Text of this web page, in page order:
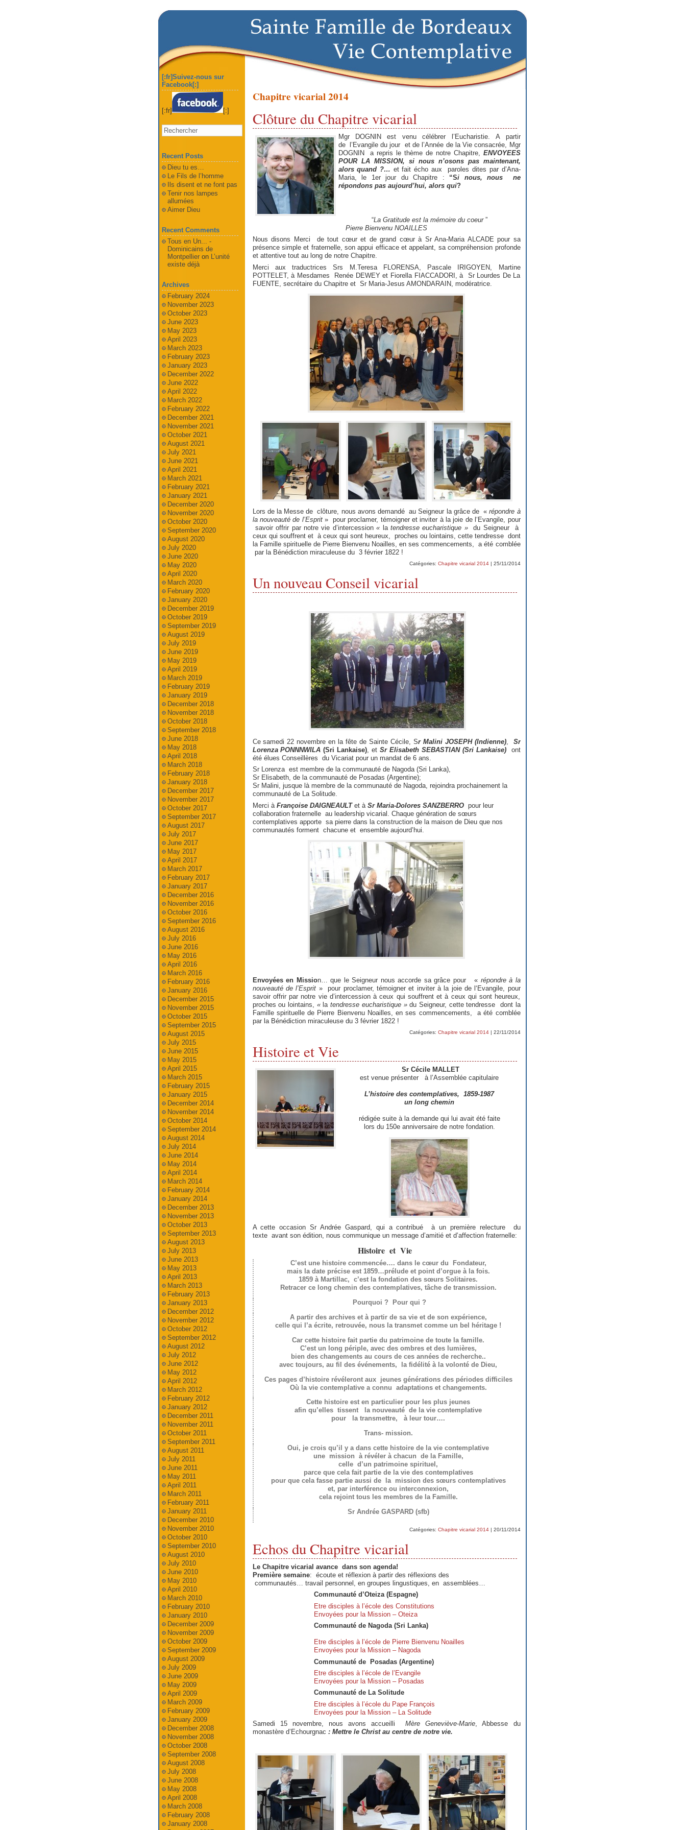
Chapitre vicarial 2014
Clôture du Chapitre vicarial
Mgr DOGNIN est venu célébrer l’Eucharistie. A partir
de l’Evangile du jour et de l’Année de la Vie consacrée, Mgr
DOGNIN a repris le thème de notre Chapitre, ENVOYEES
POUR LA MISSION, si nous n’osons pas maintenant,
alors quand ?… et fait écho aux paroles dites par d’Ana-
Maria, le 1er jour du Chapitre : “Si nous, nous ne
répondons pas aujourd’hui, alors qui?
“La Gratitude est la mémoire du coeur”
Pierre Bienvenu NOAILLES
Nous disons Merci de tout cœur et de grand cœur à Sr Ana-Maria ALCADE pour sa
présence simple et fraternelle, son appui efficace et appelant, sa compréhension profonde
et attentive tout au long de notre Chapitre.
Merci aux traductrices Srs M.Teresa FLORENSA, Pascale IRIGOYEN, Martine
POTTELET, à Mesdames Renée DEWEY et Fiorella FIACCADORI, à Sr Lourdes De La
FUENTE, secrétaire du Chapitre et Sr Maria-Jesus AMONDARAIN, modératrice.
Lors de la Messe de clôture, nous avons demandé au Seigneur la grâce de «répondre à
la nouveauté de l’Esprit» pour proclamer, témoigner et inviter à la joie de l‘Evangile, pour
savoir offrir par notre vie d’intercession« la tendresse eucharistique »
du Seigneur à
ceux qui souffrent et à ceux qui sont heureux, proches ou lointains, cette tendresse dont
la Famille spirituelle de Pierre Bienvenu Noailles, en ses commencements, a été comblée
par la Bénédiction miraculeuse du 3 février 1822 !
Catégories: Chapitre vicarial 2014| 25/11/2014
Un nouveau Conseil vicarial
Ce samedi 22 novembre en la fête de Sainte Cécile, Sr Malini JOSEPH (Indienne),
Sr
Lorenza PONNNWILA (Sri Lankaise) , etSr Elisabeth SEBASTIAN (Sri Lankaise)
ont
été élues Conseillères du Vicariat pour un mandat de 6 ans.
Sr Lorenza est membre de la communauté de Nagoda (Sri Lanka),
Sr Elisabeth, de la communauté de Posadas (Argentine);
Sr Malini, jusque là membre de la communauté de Nagoda, rejoindra prochainement la
communauté de La Solitude.
Merci à Françoise DAIGNEAULTet àSr Maria-Dolores SANZBERRO pour leur
collaboration fraternelle au leadership vicarial. Chaque génération de sœurs
contemplatives apporte sa pierre dans la construction de la maison de Dieu que nos
communautés forment chacune et ensemble aujourd’hui.
Envoyées en Mission… que le Seigneur nous accorde sa grâce pour « répondre à la
nouveauté de l’Esprit » pour proclamer, témoigner et inviter à la joie de l‘Evangile, pour
savoir offrir par notre vie d’intercession à ceux qui souffrent et à ceux qui sont heureux,
proches ou lointains,
«latendresse eucharistique »du Seigneur, cette tendresse dont la
Famille spirituelle de Pierre Bienvenu Noailles, en ses commencements, a été comblée
par la Bénédiction miraculeuse du 3 février 1822 !
Catégories: Chapitre vicarial 2014| 22/11/2014
Histoire et Vie
Sr Cécile MALLET
est venue présenter
à l’Assemblée capitulaire
L’histoire des contemplatives, 1859-1987
un long chemin
rédigée suite à la demande qui lui avait été faite
lors du 150e anniversaire de notre fondation.
A cette occasion Sr Andrée Gaspard, qui a contribué à un première relecture du
texte avant son édition, nous communique un message d’amitié et d’affection fraternelle:
Histoire et Vie
C’est une histoire commencée…. dans le cœur du Fondateur,
mais la date précise est 1859…prélude et point d’orgue à la fois.
1859 à Martillac, c’est la fondation des sœurs Solitaires.
Retracer ce long chemin des contemplatives, tâche de transmission.
Pourquoi ? Pour qui ?
A partir des archives et à partir de sa vie et de son expérience,
celle qui l’a écrite, retrouvée, nous la transmet comme un bel héritage !
Car cette histoire fait partie du patrimoine de toute la famille.
C’est un long périple, avec des ombres et des lumières,
bien des changements au cours de ces années de recherche..
avec toujours, au fil des événements, la fidélité à la volonté de Dieu,
Ces pages d’histoire révéleront aux jeunes générations des périodes difficiles
Où la vie contemplative a connu adaptations et changements.
Cette histoire est en particulier pour les plus jeunes
afin qu’elles tissent la nouveauté de la vie contemplative
pour la transmettre, à leur tour….
Trans- mission.
Oui, je crois qu’il y a dans cette histoire de la vie contemplative
une mission à révéler à chacun de la Famille,
celle d’un patrimoine spirituel,
parce que cela fait partie de la vie des contemplatives
pour que cela fasse partie aussi de la mission des sœurs contemplatives
et, par interférence ou interconnexion,
cela rejoint tous les membres de la Famille.
Sr Andrée GASPARD (sfb)
Catégories: Chapitre vicarial 2014| 20/11/2014
Echos du Chapitre vicarial
Le Chapitre vicarial avance dans son agenda!
Première semaine: écoute et réflexion à partir des réflexions des
communautés… travail personnel, en groupes lingustiques, en assemblées…
Communauté d’Oteiza (Espagne)
Etre disciples à l’école des Constitutions
Envoyées pour la Mission – Oteiza
Communauté de Nagoda (Sri Lanka)
Etre disciples à l’école de Pierre Bienvenu Noailles
Envoyées pour la Mission – Nagoda
Communauté de Posadas (Argentine)
Etre disciples à l’école de l’Evangile
Envoyées pour la Mission – Posadas
Communauté de La Solitude
Etre disciples à l’école du Pape François
Envoyées pour la Mission – La Solitude
Samedi 15 novembre, nous avons accueilliMère Geneviève-Marie, Abbesse du
monastère d’Echourgnac : Mettre le Christ au centre de notre vie.
[:fr]Suivez-nous sur
Facebook[:]
[:fr] [:]
Recent Posts
Dieu tu es…
Le Fils de l’homme
Ils disent et ne font pas
Tenir nos lampes
allumées
Aimer Dieu
Recent Comments
Tous en Un... -
Dominicains de
Montpellieron L’unité
existe déjà
Archives
February 2024
November 2023
October 2023
June 2023
May 2023
April 2023
March 2023
February 2023
January 2023
December 2022
June 2022
April 2022
March 2022
February 2022
December 2021
November 2021
October 2021
August 2021
July 2021
June 2021
April 2021
March 2021
February 2021
January 2021
December 2020
November 2020
October 2020
September 2020
August 2020
July 2020
June 2020
May 2020
April 2020
March 2020
February 2020
January 2020
December 2019
October 2019
September 2019
August 2019
July 2019
June 2019
May 2019
April 2019
March 2019
February 2019
January 2019
December 2018
November 2018
October 2018
September 2018
June 2018
May 2018
April 2018
March 2018
February 2018
January 2018
December 2017
November 2017
October 2017
September 2017
August 2017
July 2017
June 2017
May 2017
April 2017
March 2017
February 2017
January 2017
December 2016
November 2016
October 2016
September 2016
August 2016
July 2016
June 2016
May 2016
April 2016
March 2016
February 2016
January 2016
December 2015
November 2015
October 2015
September 2015
August 2015
July 2015
June 2015
May 2015
April 2015
March 2015
February 2015
January 2015
December 2014
November 2014
October 2014
September 2014
August 2014
July 2014
June 2014
May 2014
April 2014
March 2014
February 2014
January 2014
December 2013
November 2013
October 2013
September 2013
August 2013
July 2013
June 2013
May 2013
April 2013
March 2013
February 2013
January 2013
December 2012
November 2012
October 2012
September 2012
August 2012
July 2012
June 2012
May 2012
April 2012
March 2012
February 2012
January 2012
December 2011
November 2011
October 2011
September 2011
August 2011
July 2011
June 2011
May 2011
April 2011
March 2011
February 2011
January 2011
December 2010
November 2010
October 2010
September 2010
August 2010
July 2010
June 2010
May 2010
April 2010
March 2010
February 2010
January 2010
December 2009
November 2009
October 2009
September 2009
August 2009
July 2009
June 2009
May 2009
April 2009
March 2009
February 2009
January 2009
December 2008
November 2008
October 2008
September 2008
August 2008
July 2008
June 2008
May 2008
April 2008
March 2008
February 2008
January 2008